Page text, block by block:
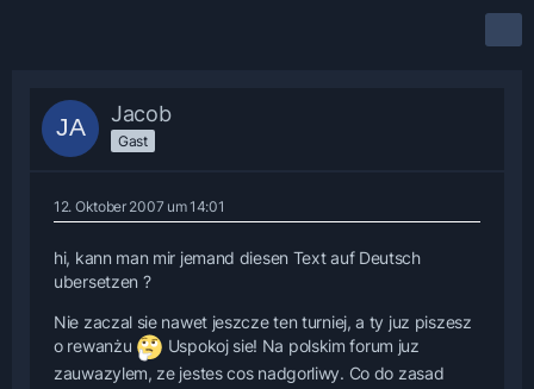
Jacob
Gast
12. Oktober 2007 um 14:01
hi, kann man mir jemand diesen Text auf Deutsch
ubersetzen ?
Nie zaczal sie nawet jeszcze ten turniej, a ty juz piszesz
o rewanżu
Uspokoj sie! Na polskim forum juz
zauwazylem, ze jestes cos nadgorliwy. Co do zasad